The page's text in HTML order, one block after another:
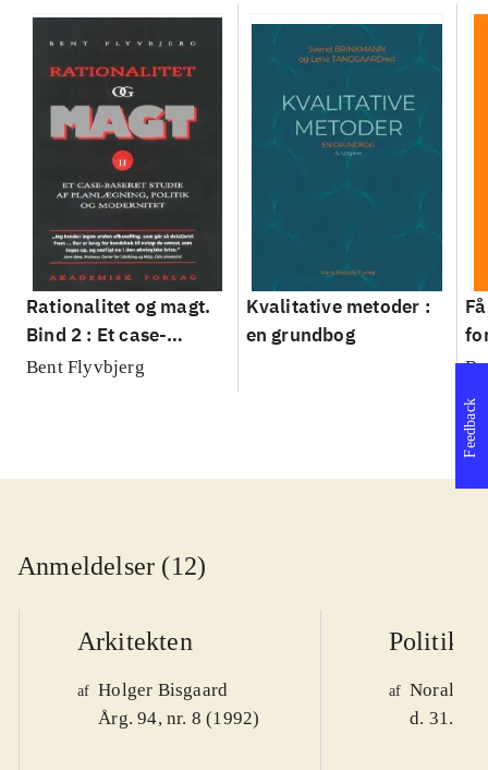
Rationalitet og magt.
Bind 2 : Et case-
baseret studie af
Bent Flyvbjerg
Kvalitative metoder :
en grundbog
Anmeldelser (12)
Arkitekten
af Holger Bisgaard
Årg. 94, nr. 8 (1992)
Politiken
af Noralv
d. 31.
Feedback